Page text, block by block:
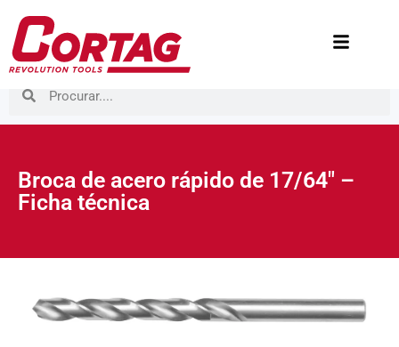
Broca de acero rápido de 17/64″ –
Ficha técnica